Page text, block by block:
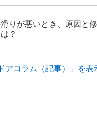
りが悪いとき、原因と
？
アコラム（記事）」を